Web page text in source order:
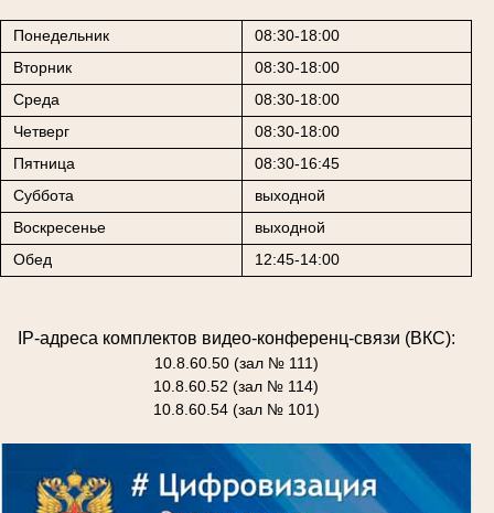
Понедельник
08:30-18:00
Вторник
08:30-18:00
Среда
08:30-18:00
Четверг
08:30-18:00
Пятница
08:30-16:45
Суббота
выходной
Воскресенье
выходной
Обед
12:45-14:00
IP-адреса комплектов видео-конференц-связи (ВКС):
10.8.60.50 (зал № 111)
10.8.60.52 (зал № 114)
10.8.60.54 (зал № 101)